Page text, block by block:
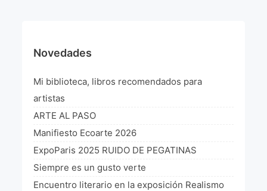
Reflecting Source. NY 2019
«Sincronías con sentido» Bogotá Colombia 2019
«Huellas trashumantes» New York 2018
Commissaire D’exposition
Novedades
Mi biblioteca, libros recomendados para
artistas
ARTE AL PASO
Manifiesto Ecoarte 2026
ExpoParis 2025 RUIDO DE PEGATINAS
Siempre es un gusto verte
Encuentro literario en la exposición Realismo